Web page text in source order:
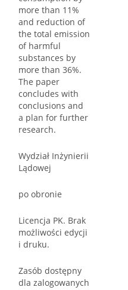
more than 11%
and reduction of
the total emission
of harmful
substances by
more than 36%.
The paper
concludes with
conclusions and
a plan for further
research.
Wydział Inżynierii
Lądowej
po obronie
Licencja PK. Brak
możliwości edycji
i druku.
Zasób dostępny
dla zalogowanych